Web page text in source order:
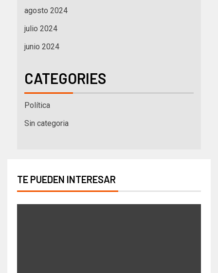
agosto 2024
julio 2024
junio 2024
CATEGORIES
Política
Sin categoria
TE PUEDEN INTERESAR